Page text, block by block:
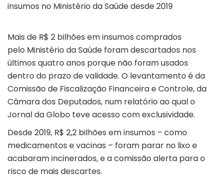
insumos no Ministério da Saúde desde 2019
Mais de R$ 2 bilhões em insumos comprados
pelo Ministério da Saúde foram descartados nos
últimos quatro anos porque não foram usados
dentro do prazo de validade. O levantamento é da
Comissão de Fiscalização Financeira e Controle, da
Câmara dos Deputados, num relatório ao qual o
Jornal da Globo teve acesso com exclusividade.
Desde 2019, R$ 2,2 bilhões em insumos – como
medicamentos e vacinas – foram parar no lixo e
acabaram incinerados, e a comissão alerta para o
risco de mais descartes.